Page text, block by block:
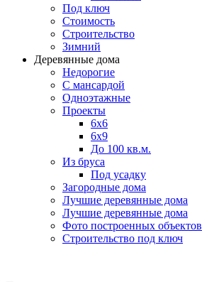
Под ключ
Стоимость
Строительство
Зимний
Деревянные дома
Недорогие
С мансардой
Одноэтажные
Проекты
6х6
6х9
До 100 кв.м.
Из бруса
Под усадку
Загородные дома
Лучшие деревянные дома
Лучшие деревянные дома
Фото построенных объектов
Строительство под ключ